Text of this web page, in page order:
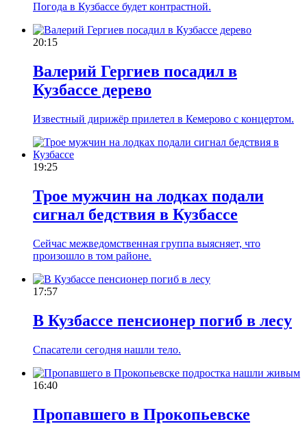
Погода в Кузбассе будет контрастной.
20:15
Валерий Гергиев посадил в
Кузбассе дерево
Известный дирижёр прилетел в Кемерово с концертом.
19:25
Трое мужчин на лодках подали
сигнал бедствия в Кузбассе
Сейчас межведомственная группа выясняет, что
произошло в том районе.
17:57
В Кузбассе пенсионер погиб в лесу
Спасатели сегодня нашли тело.
16:40
Пропавшего в Прокопьевске